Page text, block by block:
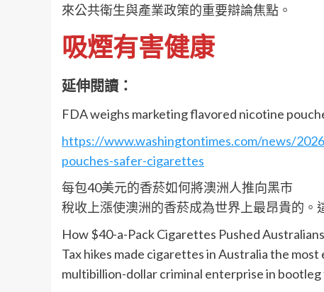
來公共衛生與產業政策的重要辯論焦點。
吸煙有害健康
延伸閱讀：
FDA weighs marketing flavored nicotine
https://www.washingtontimes.com/news/
pouches-safer-cigarettes
每包40美元的香菸如何將澳洲人推向黑市
稅收上漲使澳洲的香菸成為世界上最昂貴的。
How $40-a-Pack Cigarettes Pushed
Tax hikes made cigarettes in Australia the
multibillion-dollar criminal enterprise in